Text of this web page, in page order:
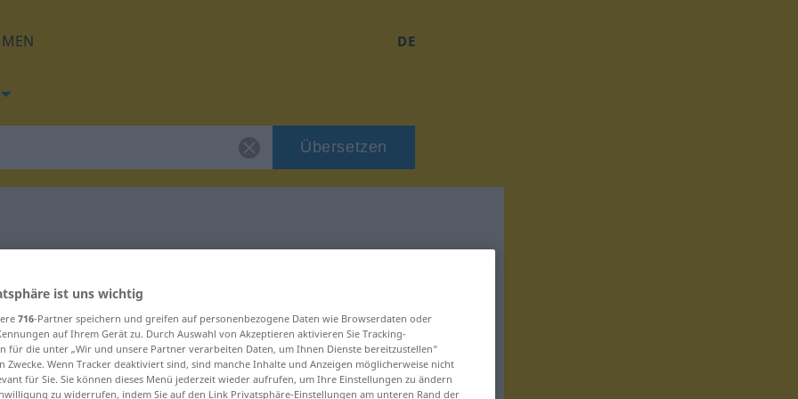
DE
Übersetzen
für "Symbol"
ist uns wichtig
716-Partner speichern und greifen auf personenbezogene Daten wie Browserdaten oder
auf Ihrem Gerät zu. Durch Auswahl von Akzeptieren aktivieren Sie Tracking-
für die unter „Wir und unsere Partner verarbeiten Daten, um Ihnen Dienste bereitzustellen“
Zwecke. Wenn Tracker deaktiviert sind, sind manche Inhalte und Anzeigen möglicherweise nicht
für Sie. Sie können dieses Menü jederzeit wieder aufrufen, um Ihre Einstellungen zu ändern
zu widerrufen, indem Sie auf den Link Privatsphäre-Einstellungen am unteren Rand der